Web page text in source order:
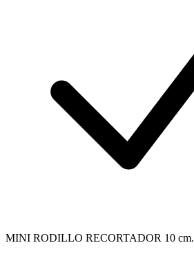
MINI RODILLO RECORTADOR 10 cm.